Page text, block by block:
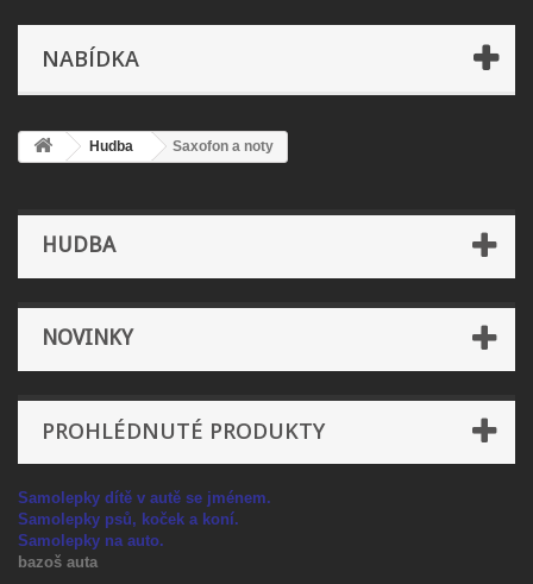
NABÍDKA
Hudba Saxofon a noty
HUDBA
NOVINKY
PROHLÉDNUTÉ PRODUKTY
Samolepky dítě v autě se jménem.
Samolepky psů, koček a koní.
Samolepky na auto.
bazoš auta